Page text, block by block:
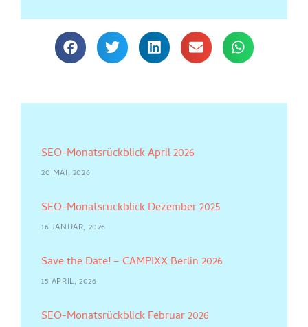
SEO-Monatsrückblick April 2026
20 MAI, 2026
SEO-Monatsrückblick Dezember 2025
16 JANUAR, 2026
Save the Date! – CAMPIXX Berlin 2026
15 APRIL, 2026
SEO-Monatsrückblick Februar 2026